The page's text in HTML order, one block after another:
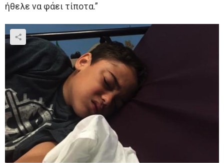
ήθελε να φάει τίποτα.”